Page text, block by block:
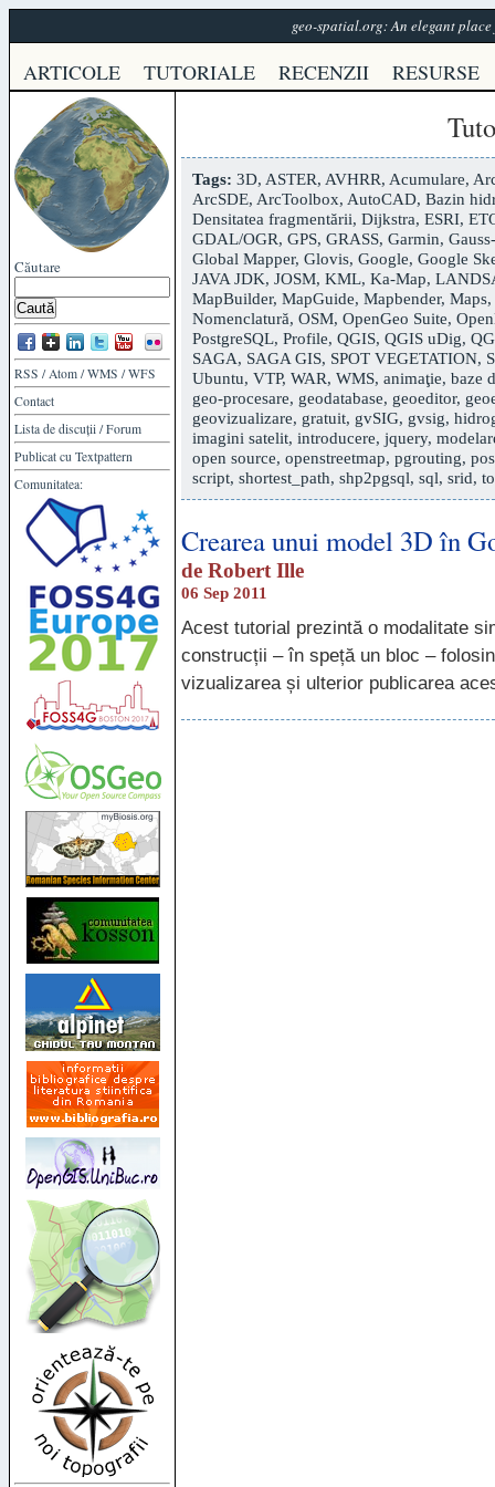
geo-spatial.org: An elegant
ARTICOLE TUTORIALE RECENZII RESURSE
Căutare
RSS /Atom /WMS /WFS
Contact
Lista de discuții /Forum
Publicat cu Textpattern
Comunitatea:
Tags: 3D, ASTER, AVHRR, Acumulare,
ArcSDE, ArcToolbox, AutoCAD, Bazin
Densitatea fragmentării, Dijkstra, ESRI,
GDAL/OGR, GPS, GRASS, Garmin,
Global Mapper, Glovis, Google, Google
JAVA JDK, JOSM, KML, Ka-Map,
MapBuilder, MapGuide, Mapbender, Maps,
Nomenclatură, OSM, OpenGeo Suite,
PostgreSQL, Profile, QGIS, QGIS uDig,
SAGA, SAGA GIS, SPOT VEGETATION,
Ubuntu, VTP, WAR, WMS, animaţie, baze
geo-procesare, geodatabase, geoeditor,
geovizualizare, gratuit, gvSIG, gvsig,
imagini satelit, introducere, jquery,
open source, openstreetmap, pgrouting,
script, shortest_path, shp2pgsql, sql, srid,
Crearea unui model 3D în
de Robert Ille
06 Sep 2011
Acest tutorial prezintă o modalitate
construcții – în speță un bloc –
vizualizarea și ulterior publicarea